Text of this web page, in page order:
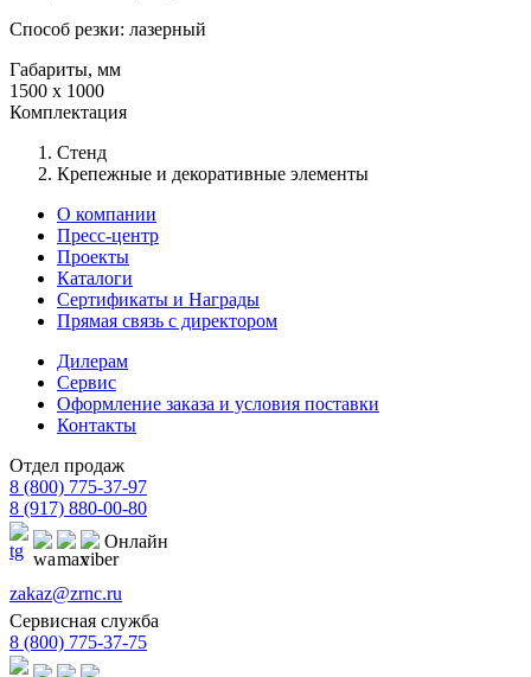
Способ резки: лазерный
Габариты, мм
1500 x 1000
Комплектация
Стенд
Крепежные и декоративные элементы
О компании
Пресс-центр
Проекты
Каталоги
Сертификаты и Награды
Прямая связь с директором
Дилерам
Сервис
Оформление заказа и условия поставки
Контакты
Отдел продаж
8 (800) 775-37-97
8 (917) 880-00-80
Онлайн
zakaz@zrnc.ru
Сервисная служба
8 (800) 775-37-75